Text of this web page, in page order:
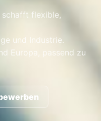
schafft flexible,
und Industrie.
Europa, passend zu